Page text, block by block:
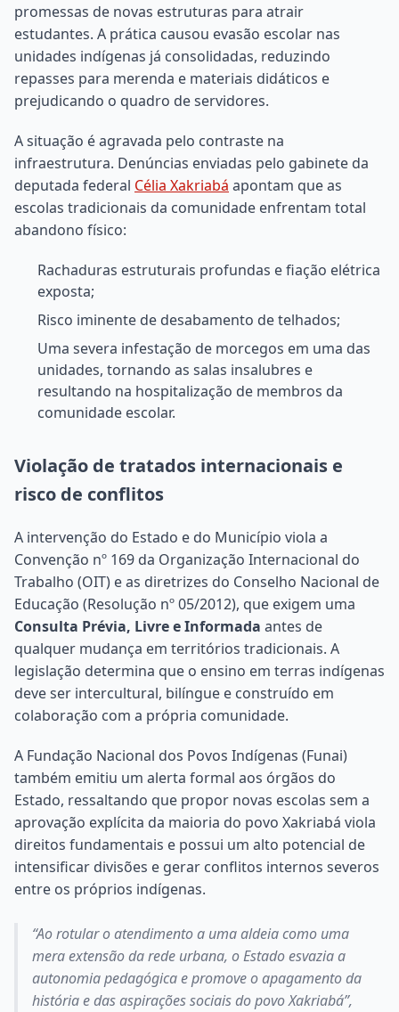
promessas de novas estruturas para atrair
estudantes. A prática causou evasão escolar nas
unidades indígenas já consolidadas, reduzindo
repasses para merenda e materiais didáticos e
prejudicando o quadro de servidores.
A situação é agravada pelo contraste na
infraestrutura. Denúncias enviadas pelo gabinete da
deputada federal Célia Xakriabá apontam que as
escolas tradicionais da comunidade enfrentam total
abandono físico:
Rachaduras estruturais profundas e fiação elétrica
exposta;
Risco iminente de desabamento de telhados;
Uma severa infestação de morcegos em uma das
unidades, tornando as salas insalubres e
resultando na hospitalização de membros da
comunidade escolar.
Violação de tratados internacionais e
risco de conflitos
A intervenção do Estado e do Município viola a
Convenção nº 169 da Organização Internacional do
Trabalho (OIT) e as diretrizes do Conselho Nacional de
Educação (Resolução nº 05/2012), que exigem uma
Consulta Prévia, Livre e Informada antes de
qualquer mudança em territórios tradicionais. A
legislação determina que o ensino em terras indígenas
deve ser intercultural, bilíngue e construído em
colaboração com a própria comunidade.
A Fundação Nacional dos Povos Indígenas (Funai)
também emitiu um alerta formal aos órgãos do
Estado, ressaltando que propor novas escolas sem a
aprovação explícita da maioria do povo Xakriabá viola
direitos fundamentais e possui um alto potencial de
intensificar divisões e gerar conflitos internos severos
entre os próprios indígenas.
“Ao rotular o atendimento a uma aldeia como uma
mera extensão da rede urbana, o Estado esvazia a
autonomia pedagógica e promove o apagamento da
história e das aspirações sociais do povo Xakriabá”,